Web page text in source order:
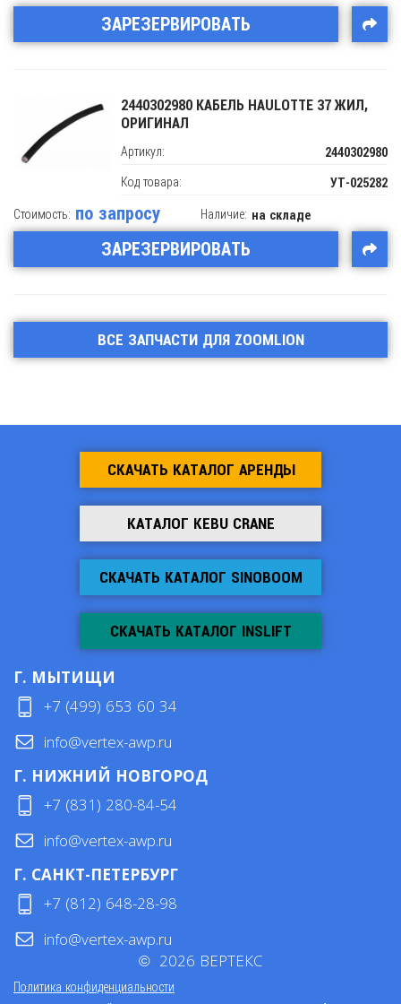
ЗАРЕЗЕРВИРОВАТЬ
2440302980 КАБЕЛЬ HAULOTTE 37 ЖИЛ,
ОРИГИНАЛ
Артикул:
2440302980
Код товара: УТ-025282
Стоимость: по запросу
ЗАРЕЗЕРВИРОВАТЬ
Наличие: на складе
ВСЕ ЗАПЧАСТИ ДЛЯ ZOOMLION
СКАЧАТЬ КАТАЛОГ АРЕНДЫ
КАТАЛОГ KEBU CRANE
СКАЧАТЬ КАТАЛОГ SINOBOOM
СКАЧАТЬ КАТАЛОГ INSLIFT
Г. МЫТИЩИ
+7 (499) 653 60 34
info@vertex-awp.ru
Г. НИЖНИЙ НОВГОРОД
+7 (831) 280-84-54
info@vertex-awp.ru
Г. САНКТ-ПЕТЕРБУРГ
+7 (812) 648-28-98
info@vertex-awp.ru
Политика конфиденциальности
© 2026 ВЕРТЕКС